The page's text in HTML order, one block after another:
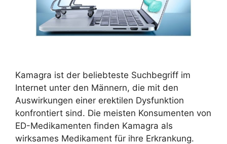
Kamagra ist der beliebteste Suchbegriff im
Internet unter den Männern, die mit den
Auswirkungen einer erektilen Dysfunktion
konfrontiert sind. Die meisten Konsumenten von
ED-Medikamenten finden Kamagra als
wirksames Medikament für ihre Erkrankung.